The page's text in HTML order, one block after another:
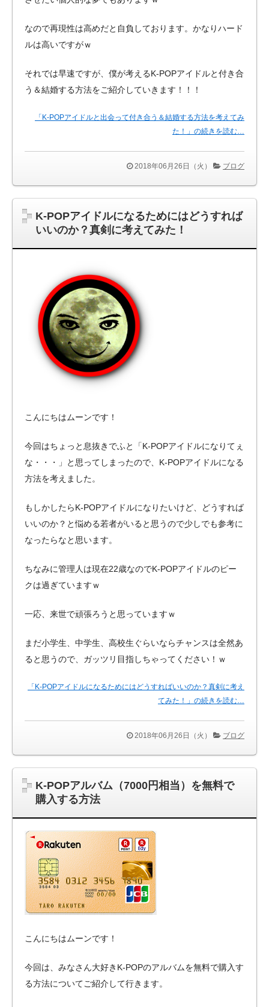
なので再現性は高めだと自負しております。かなりハード
ルは高いですがｗ
それでは早速ですが、僕が考えるK-POPアイドルと付き合
う＆結婚する方法をご紹介していきます！！！
「K-POPアイドルと出会って付き合う＆結婚する方法を考えてみ
た！」の続きを読む…
2018年06月26日（火） ブログ
K-POPアイドルになるためにはどうすれば
いいのか？真剣に考えてみた！
こんにちはムーンです！
今回はちょっと息抜きでふと「K-POPアイドルになりてぇ
な・・・」と思ってしまったので、K-POPアイドルになる
方法を考えました。
もしかしたらK-POPアイドルになりたいけど、どうすれば
いいのか？と悩める若者がいると思うので少しでも参考に
なったらなと思います。
ちなみに管理人は現在22歳なのでK-POPアイドルのピー
クは過ぎていますｗ
一応、来世で頑張ろうと思っていますｗ
まだ小学生、中学生、高校生ぐらいならチャンスは全然あ
ると思うので、ガッツリ目指しちゃってください！ｗ
「K-POPアイドルになるためにはどうすればいいのか？真剣に考え
てみた！」の続きを読む…
2018年06月26日（火） ブログ
K-POPアルバム（7000円相当）を無料で
購入する方法
こんにちはムーンです！
今回は、みなさん大好きK-POPのアルバムを無料で購入す
る方法についてご紹介して行きます。